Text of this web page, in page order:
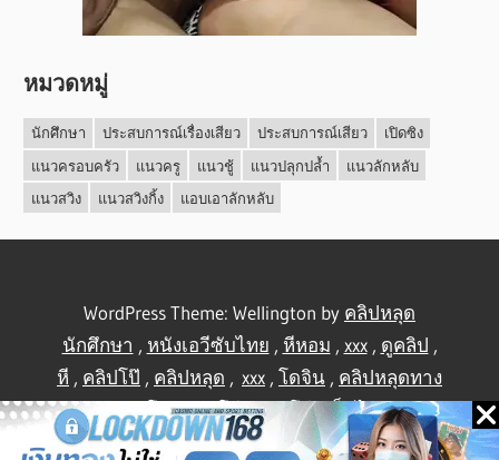
หมวดหมู่
นักศึกษา ประสบการณ์เรื่องเสียว ประสบการณ์เสียว
เปิดซิง
แนวครอบครัว
แนวครู แนวชู้ แนวปลุกปล้ำ
แนวลักหลับ
แนวสวิง
แนวสวิงกิ้ง แอบเอาลักหลับ
WordPress Theme: Wellington by คลิปหลุด
นักศึกษา , หนังเอวีซับไทย , หีหอม , xxx, ดูคลิป ,
หี , คลิปโป๊ , คลิปหลุด , xxx , โดจิน , คลิปหลุดทาง
บ้าน,คลิปโป้,คลิปโป๊,คลิปโป๊,เย็ดไทย,คลิป
หลุดไทย